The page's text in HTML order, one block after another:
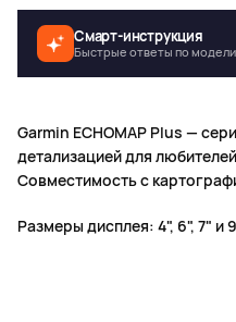
Смарт-инструкция
Быстрые ответы по модели
Garmin ECHOMAP Plus —
детализацией для
Совместимость с
Размеры дисплея: 4", 6", 7" и